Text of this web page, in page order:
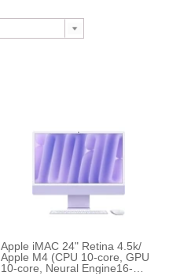
Apple iMAC 24" Retina 4.5k/
Apple M4 (CPU 10-core, GPU
10-core, Neural Engine16-